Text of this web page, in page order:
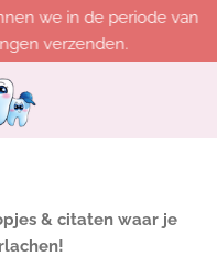
we in de periode van
verzenden.
& citaten waar je